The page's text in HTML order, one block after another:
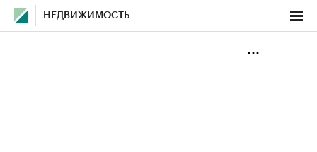
НЕДВИЖИМОСТЬ